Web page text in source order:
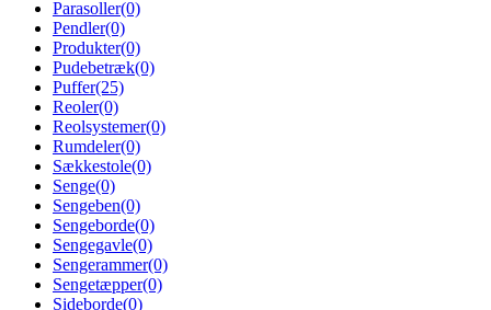
Parasoller(0)
Pendler(0)
Produkter(0)
Pudebetræk(0)
Puffer(25)
Reoler(0)
Reolsystemer(0)
Rumdeler(0)
Sækkestole(0)
Senge(0)
Sengeben(0)
Sengeborde(0)
Sengegavle(0)
Sengerammer(0)
Sengetæpper(0)
Sideborde(0)